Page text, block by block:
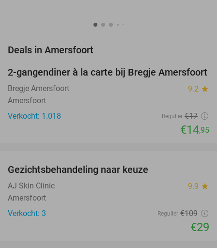
Deals in Amersfoort
12%
2-gangendiner à la carte bij Bregje Amersfoort
Bregje Amersfoort 9.2 star
Amersfoort
Verkocht: 1.018
Regulier €17
€14,95
TODAY
Gezichtsbehandeling naar keuze
AJ Skin Clinic 9.9 star
Amersfoort
Verkocht: 3
Regulier €109
€29